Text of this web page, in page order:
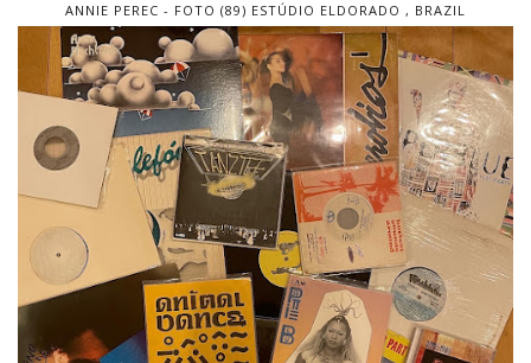
ANNIE PEREC - FOTO (89) ESTÚDIO ELDORADO , BRAZIL